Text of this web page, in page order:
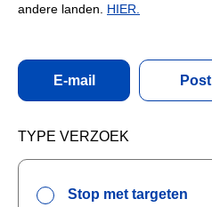
andere landen.
HIER.
E-mail Post
TYPE VERZOEK
Stop met targeten